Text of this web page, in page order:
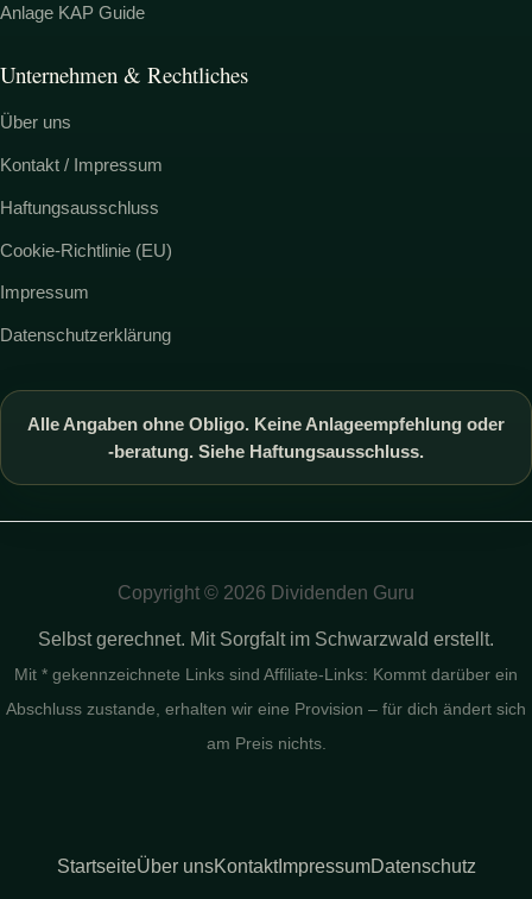
Anlage KAP Guide
Unternehmen & Rechtliches
Über uns
Kontakt / Impressum
Haftungsausschluss
Cookie-Richtlinie (EU)
Impressum
Datenschutzerklärung
Alle Angaben ohne Obligo. Keine Anlageempfehlung oder
-beratung. Siehe Haftungsausschluss.
Copyright © 2026 Dividenden Guru
Selbst gerechnet. Mit Sorgfalt im Schwarzwald erstellt.
Mit * gekennzeichnete Links sind Affiliate-Links: Kommt darüber ein
Abschluss zustande, erhalten wir eine Provision – für dich ändert sich
am Preis nichts.
StartseiteÜber unsKontaktImpressumDatenschutz